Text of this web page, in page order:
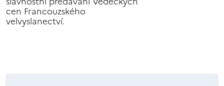
cen Francouzského
velvyslanectví.